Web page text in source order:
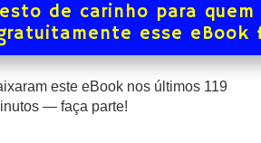
de carinho para
esse
este eBook nos últimos 119
— faça parte!